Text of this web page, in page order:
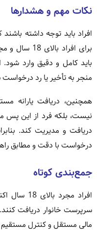
نکات مهم و هشدارها
افراد باید توجه داشته
برای افراد
باید کامل و دقیق وارد شود.
منجر به تأخیر یا رد
همچنین، دریافت یارانه
نیست، بلکه فرد از این پس
دریافت و مدیریت کند.
درخواست با دقت و مطابق
جمع‌بندی کوتاه
افراد
سرپرست خانوار دریافت
مالی مستقل و کنترل